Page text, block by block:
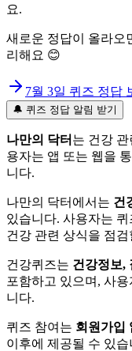
요.
새로운 정답이 올라오
리해요 😊
7월 3일 퀴즈 정답
🔔 퀴즈 정답 알림 받기
나만의 닥터 는 건강
용자는 앱 또는 웹을
니다.
나만의 닥터에서는 건
있습니다. 사용자는
건강 관련 상식을 점
건강퀴즈는 건강정보,
포함하고 있으며, 사
니다.
퀴즈 참여는 회원가입
이후에 제공될 수 있